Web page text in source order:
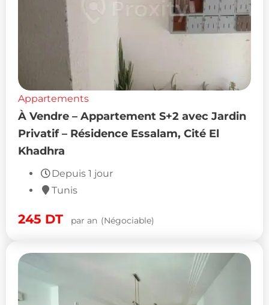
Appartements
À Vendre – Appartement S+2 avec Jardin
Privatif – Résidence Essalam, Cité El
Khadhra
Depuis 1 jour
Tunis
245 DT par an (Négociable)